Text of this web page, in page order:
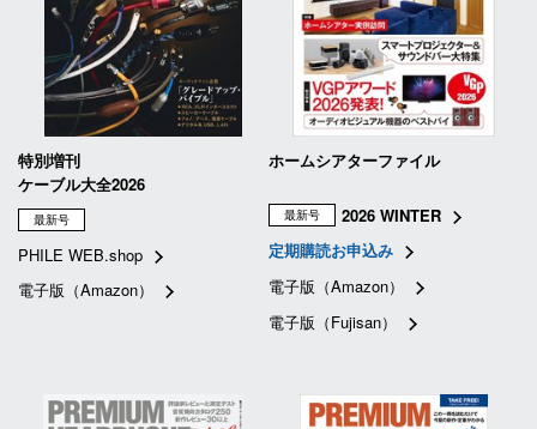
特別増刊
ケーブル大全2026
最新号
PHILE WEB.shop
電子版（Amazon）
ホームシアターファイル
最新号
2026 WINTER
定期購読お申込み
電子版（Amazon）
電子版（Fujisan）